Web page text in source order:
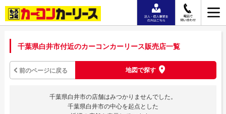
千葉県白井市付近のカーコンカーリース販売店一覧
前のページに戻る 地図で探す
千葉県白井市の店舗はみつかりませんでした。
千葉県白井市の中心を起点とした